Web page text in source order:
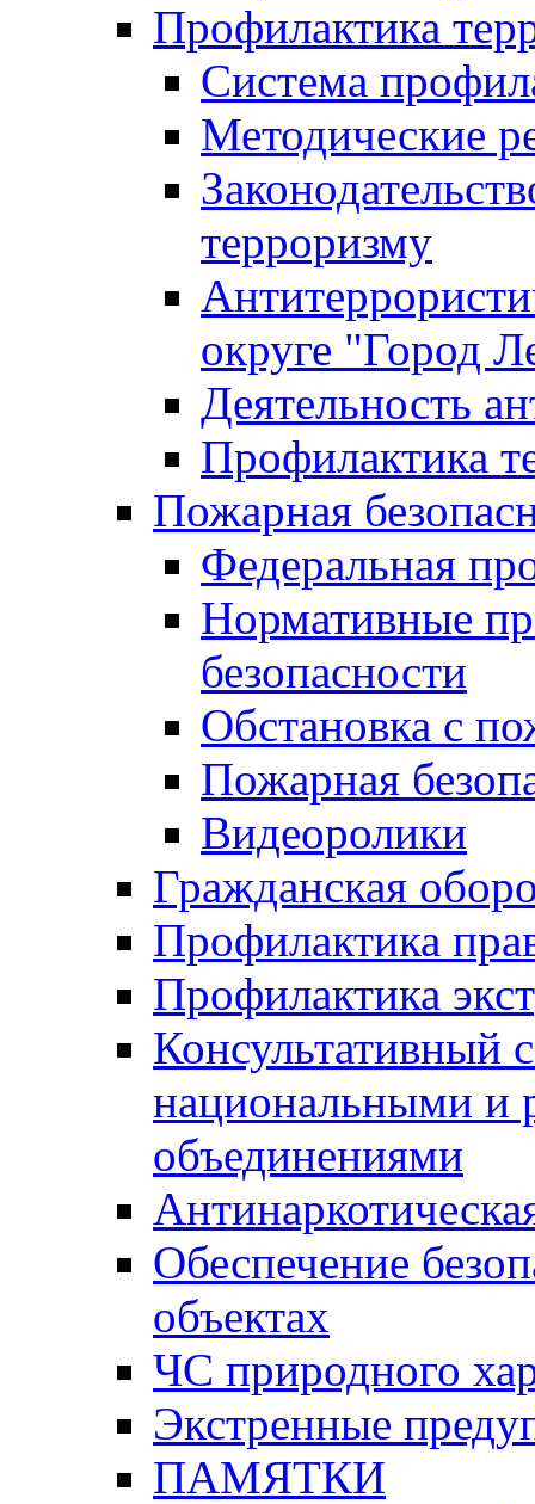
Профилактика
Система
Методические
терроризму
округе "Город
Деятельность
Профилактика
Пожарная
Федеральная
Нормативные
безопасности
Обстановка с
Пожарная
Видеоролики
Гражданская
Профилактика
Профилактика
Консультативный
национальными и
объединениями
Обеспечение
объектах
ЧС природного
Экстренные
ПАМЯТКИ